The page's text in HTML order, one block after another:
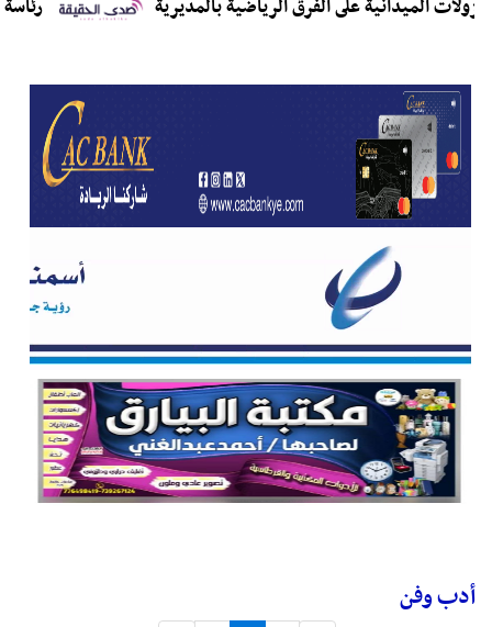
الميدانية على الفرق الرياضية بالمديرية رئاسة
أدب وفن